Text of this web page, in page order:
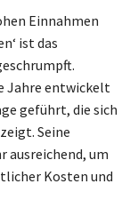
Einnahmen
ist das
Jahre entwickelt
geführt, die sich
Seine
ausreichend, um
Kosten und